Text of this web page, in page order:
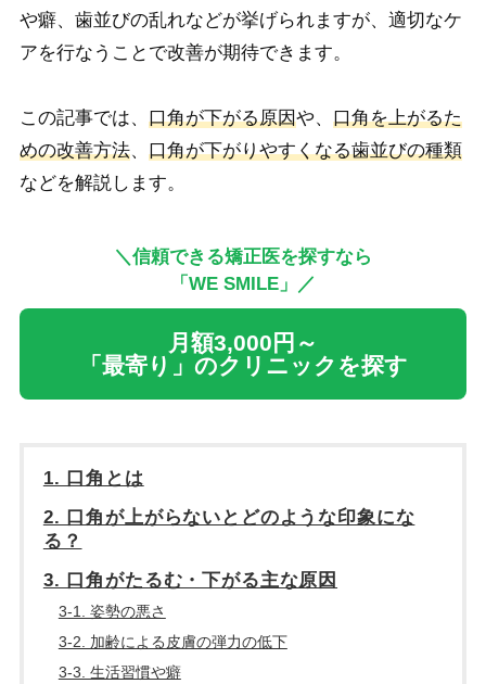
や癖、歯並びの乱れなどが挙げられますが、適切なケ
アを行なうことで改善が期待できます。
この記事では、 口角が下がる原因や、 口角を上がるた
めの改善方法、 口角が下がりやすくなる歯並びの種類
などを解説します。
＼信頼できる矯正医を探すなら
「WE SMILE」／
月額3,000円～
「最寄り」のクリニックを探す
1. 口角とは
2. 口角が上がらないとどのような印象にな
る？
3. 口角がたるむ・下がる主な原因
3-1. 姿勢の悪さ
3-2. 加齢による皮膚の弾力の低下
3-3. 生活習慣や癖